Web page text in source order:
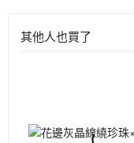
其他人也買了